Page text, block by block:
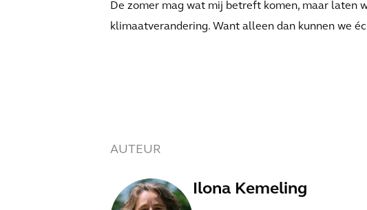
De zomer mag wat mij betreft komen, maar laten
klimaatverandering. Want alleen dan kunnen we
AUTEUR
Ilona Kemeling